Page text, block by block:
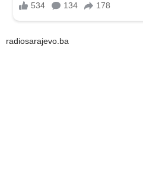
radiosarajevo.ba